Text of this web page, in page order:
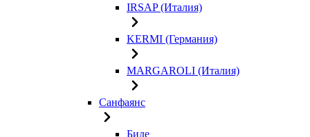
IRSAP (Италия)
KERMI (Германия)
MARGAROLI (Италия)
Санфаянс
Биде